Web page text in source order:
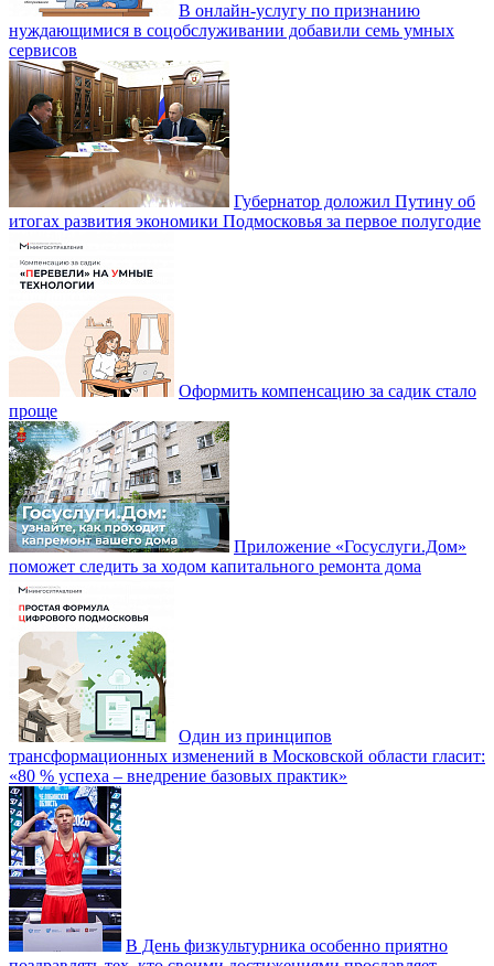
В онлайн-услугу по признанию
нуждающимися в соцобслуживании добавили семь умных
сервисов
Губернатор доложил Путину об
итогах развития экономики Подмосковья за первое полугодие
Оформить компенсацию за садик стало
проще
Приложение «Госуслуги.Дом»
поможет следить за ходом капитального ремонта дома
Один из принципов
трансформационных изменений в Московской области гласит:
«80 % успеха – внедрение базовых практик»
В День физкультурника особенно приятно